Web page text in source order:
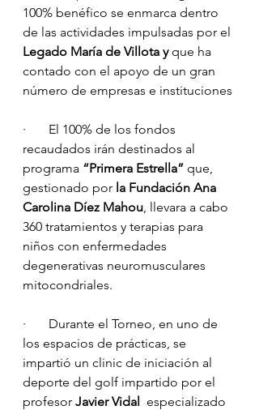
100% benéfico se enmarca dentro
de las actividades impulsadas por el
Legado María de Villota y que ha
contado con el apoyo de un gran
número de empresas e instituciones
·       El 100% de los fondos
recaudados irán destinados al
programa “Primera Estrella” que,
gestionado por la Fundación Ana
Carolina Díez Mahou, llevara a cabo
360 tratamientos y terapias para
niños con enfermedades
degenerativas neuromusculares
mitocondriales.
·       Durante el Torneo, en uno de
los espacios de prácticas, se
impartió un clinic de iniciación al
deporte del golf impartido por el
profesor Javier Vidal
  especializado